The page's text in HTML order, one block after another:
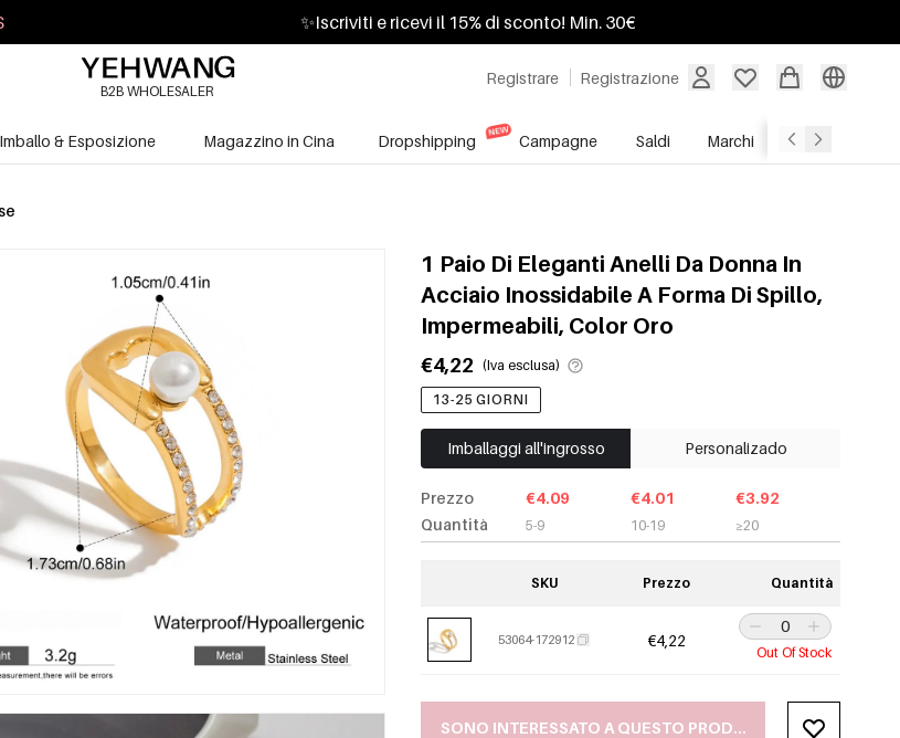
✨Iscriviti e ricevi il 15% di sconto! Min. 30€
Registrare Registrazione
B2B WHOLESALER
Imballo & Esposizione Magazzino in Cina Dropshipping Campagne Saldi Marchi Servizio
1 Paio Di Eleganti Anelli Da Donna In
Acciaio Inossidabile A Forma Di Spillo,
Impermeabili, Color Oro
€4,22 (Iva esclusa)
13-25 GIORNI
Imballaggi all'ingrosso Personalizado
Prezzo
Quantità
€4.09
5-9
€4.01
10-19
€3.92
≥20
SKU Prezzo Quantità
53064-172912 €4,22
Out Of Stock
SONO INTERESSATO A QUESTO PRODOTTO